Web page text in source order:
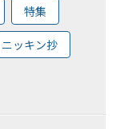
特集
ニッキン抄